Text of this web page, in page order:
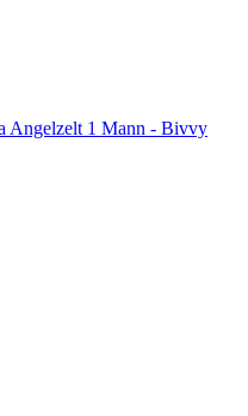
Angelzelt 1 Mann - Bivvy